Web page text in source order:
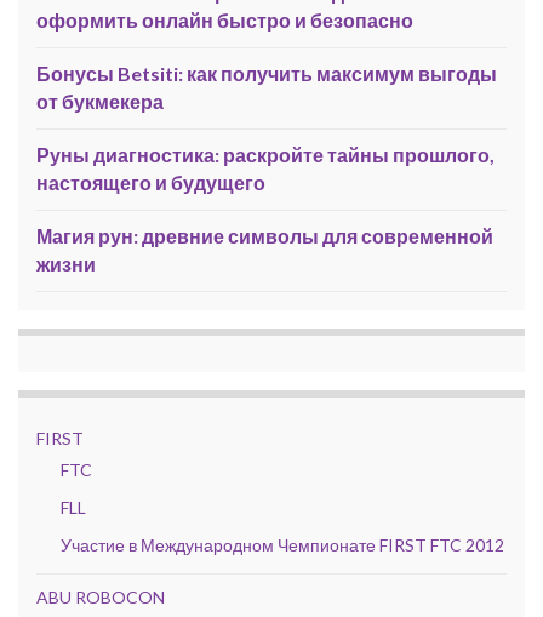
оформить онлайн быстро и безопасно
Бонусы Betsiti: как получить максимум выгоды
от букмекера
Руны диагностика: раскройте тайны прошлого,
настоящего и будущего
Магия рун: древние символы для современной
жизни
FIRST
FTC
FLL
Участие в Международном Чемпионате FIRST FTC 2012
ABU ROBOCON